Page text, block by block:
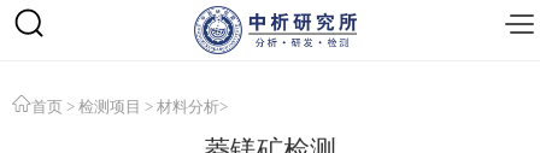
首页 > 检测项目 > 材料分析>